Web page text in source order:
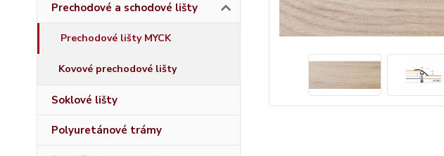
Prechodové a schodové lišty
Prechodové lišty MYCK
Kovové prechodové lišty
Soklové lišty
Polyuretánové trámy